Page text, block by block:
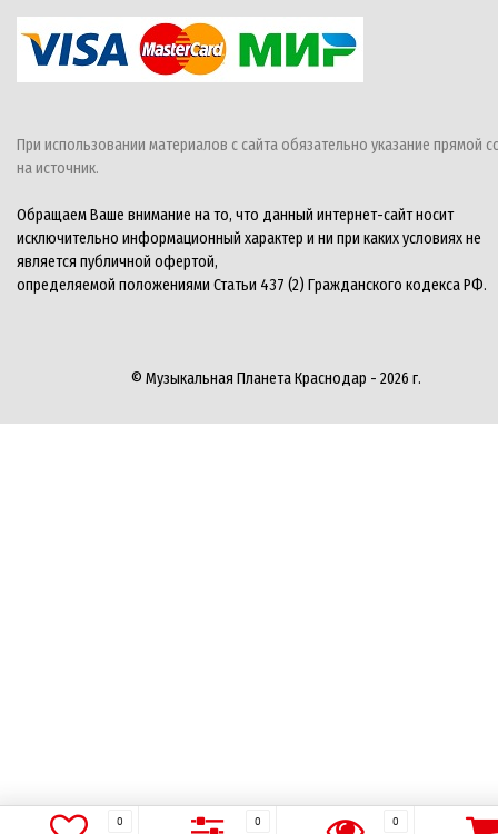
При использовании материалов с сайта обязательно указание прямой
на источник.
Обращаем Ваше внимание на то, что данный интернет-сайт носит
исключительно информационный характер и ни при каких условиях не
является публичной офертой,
определяемой положениями Статьи 437 (2) Гражданского кодекса РФ.
© Музыкальная Планета Краснодар - 2026 г.
0 0 0